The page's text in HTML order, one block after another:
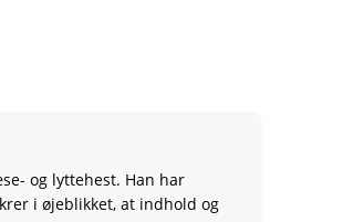
og lyttehest. Han har
i øjeblikket, at indhold og